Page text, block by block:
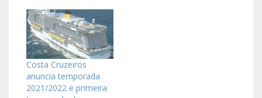
Costa Cruzeiros
anuncia temporada
2021/2022 e primeira